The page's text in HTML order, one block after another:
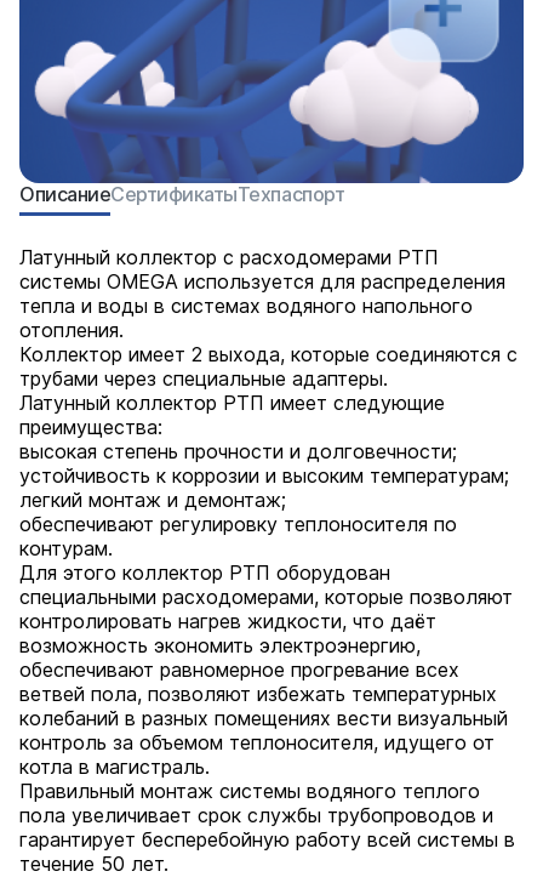
ОписаниеСертификатыТехпаспорт
Латунный коллектор с расходомерами РТП
системы OMEGA используется для распределения
тепла и воды в системах водяного напольного
отопления.
Коллектор имеет 2 выхода, которые соединяются с
трубами через специальные адаптеры.
Латунный коллектор РТП имеет следующие
преимущества:
высокая степень прочности и долговечности;
устойчивость к коррозии и высоким температурам;
легкий монтаж и демонтаж;
обеспечивают регулировку теплоносителя по
контурам.
Для этого коллектор РТП оборудован
специальными расходомерами, которые позволяют
контролировать нагрев жидкости, что даёт
возможность экономить электроэнергию,
обеспечивают равномерное прогревание всех
ветвей пола, позволяют избежать температурных
колебаний в разных помещениях вести визуальный
контроль за объемом теплоносителя, идущего от
котла в магистраль.
Правильный монтаж системы водяного теплого
пола увеличивает срок службы трубопроводов и
гарантирует бесперебойную работу всей системы в
течение 50 лет.